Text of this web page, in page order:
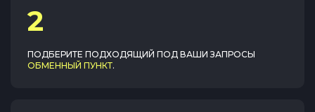
2
ПОДБЕРИТЕ ПОДХОДЯЩИЙ ПОД ВАШИ ЗАПРОСЫ
ОБМЕННЫЙ ПУНКТ.